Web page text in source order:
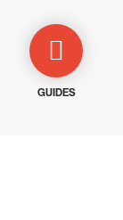
GUIDES